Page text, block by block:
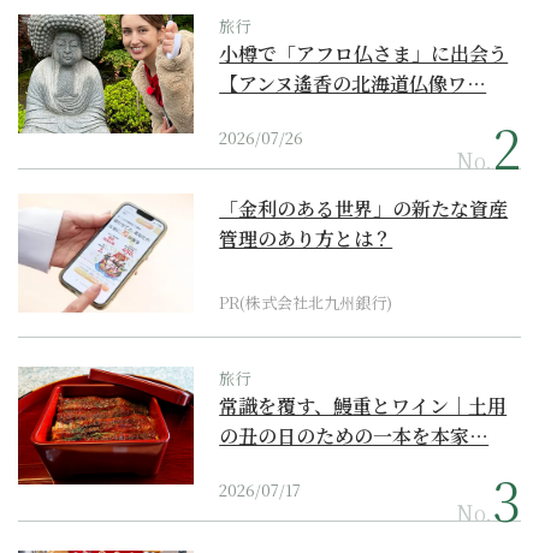
旅行
小樽で「アフロ仏さま」に出会う
【アンヌ遙香の北海道仏像ワ…
2026/07/26
No.
「金利のある世界」の新たな資産
管理のあり方とは？
PR(株式会社北九州銀行)
旅行
常識を覆す、鰻重とワイン｜土用
の丑の日のための一本を本家…
2026/07/17
No.